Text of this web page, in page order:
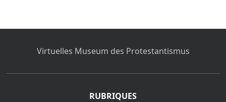
Virtuelles Museum des Protestantismus
RUBRIQUES